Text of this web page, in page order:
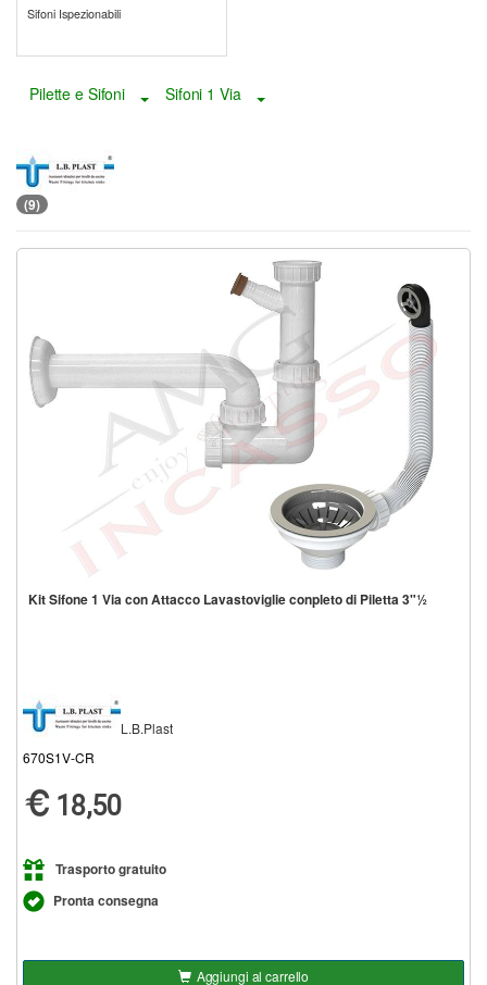
Sifoni Ispezionabili
Pilette e Sifoni Toggle Dropdown
Sifoni 1 Via Toggle Dropdown
(9)
Kit Sifone 1 Via con Attacco Lavastoviglie conpleto di Piletta 3"½
L.B.Plast
670S1V-CR
18,50
Trasporto gratuito
Pronta consegna
Aggiungi al carrello